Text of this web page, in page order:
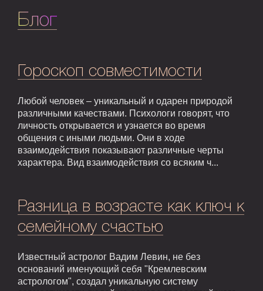
Блог
Гороскоп совместимости
Любой человек – уникальный и одарен природой
различными качествами. Психологи говорят, что
личность открывается и узнается во время
общения с иными людьми. Они в ходе
взаимодействия показывают различные черты
характера. Вид взаимодействия со всяким ч...
Разница в возрасте как ключ к
семейному счастью
Известный астролог Вадим Левин, не без
оснований именующий себя "Кремлевским
астрологом", создал уникальную систему